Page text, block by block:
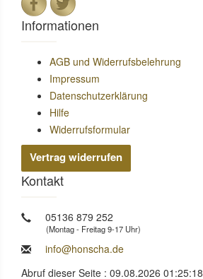
Informationen
AGB und Widerrufsbelehrung
Impressum
Datenschutzerklärung
Hilfe
Widerrufsformular
Vertrag widerrufen
Kontakt
05136 879 252
(Montag - Freitag 9-17 Uhr)
info@honscha.de
Abruf dieser Seite : 09.08.2026 01:25:18